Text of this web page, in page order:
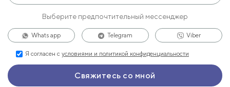
Выберите предпочтительный мессенджер
Whats app Telegram Viber
Я согласен с условиями и политикой конфиденциальности